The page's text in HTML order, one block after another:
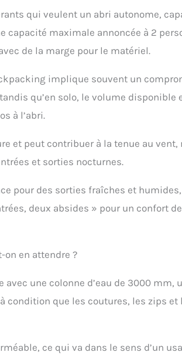
qui veulent un abri autonome,
capacité maximale annoncée à 2
de la marge pour le matériel.
implique souvent un
qu’en solo, le volume disponible
à l’abri.
et peut contribuer à la tenue au
et sorties nocturnes.
pour des sorties fraîches et
deux absides » pour un confort
en attendre ?
une colonne d’eau de 3000 mm,
condition que les coutures, les zips
ce qui va dans le sens d’un